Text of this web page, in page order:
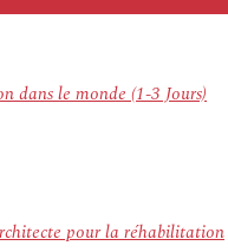
dans le monde (1-3 Jours)
pour la réhabilitation